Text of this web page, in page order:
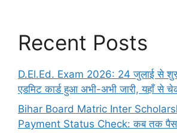
Recent Posts
D.El.Ed. Exam 2026: 24 जुलाई से शुरू
एडमिट कार्ड हुआ अभी-अभी जारी, यहाँ से
Bihar Board Matric Inter
Payment Status Check: कब तक